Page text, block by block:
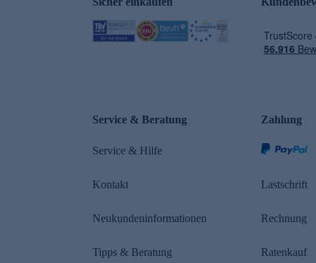
Service & Beratung
Service & Hilfe
Kontakt
Neukundeninformationen
Tipps & Beratung
Zahlung
Lastschrift
Rechnung
Ratenkauf